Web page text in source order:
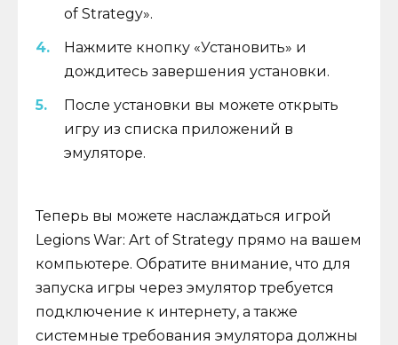
of Strategy».
Нажмите кнопку «Установить» и
дождитесь завершения установки.
После установки вы можете открыть
игру из списка приложений в
эмуляторе.
Теперь вы можете наслаждаться игрой
Legions War: Art of Strategy прямо на вашем
компьютере. Обратите внимание, что для
запуска игры через эмулятор требуется
подключение к интернету, а также
системные требования эмулятора должны